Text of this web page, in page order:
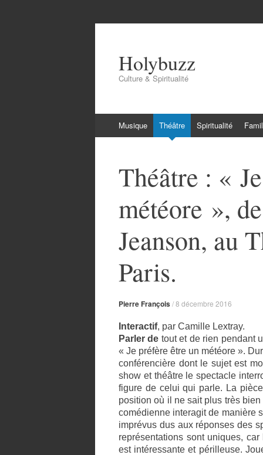
Holybuzz
Culture & Spiritualité
au
Musique Théâtre Spiritualité
Théâtre : «
météore »,
Jeanson, au
Paris.
Pierre François/8 décembre 2016
Interactif, par Camille Lextray.
Parler de tout et de rien pendant
« Je préfère être un météore ».
conférencière dont le sujet est
show et théâtre le spectacle
figure de celui qui parle. La
position où il ne sait plus très
comédienne interagit de manière
imprévus dus aux réponses des
représentations sont uniques,
est intéressante et périlleuse.